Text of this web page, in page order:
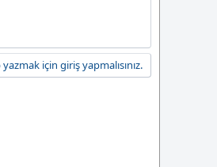
için giriş yapmalısınız.